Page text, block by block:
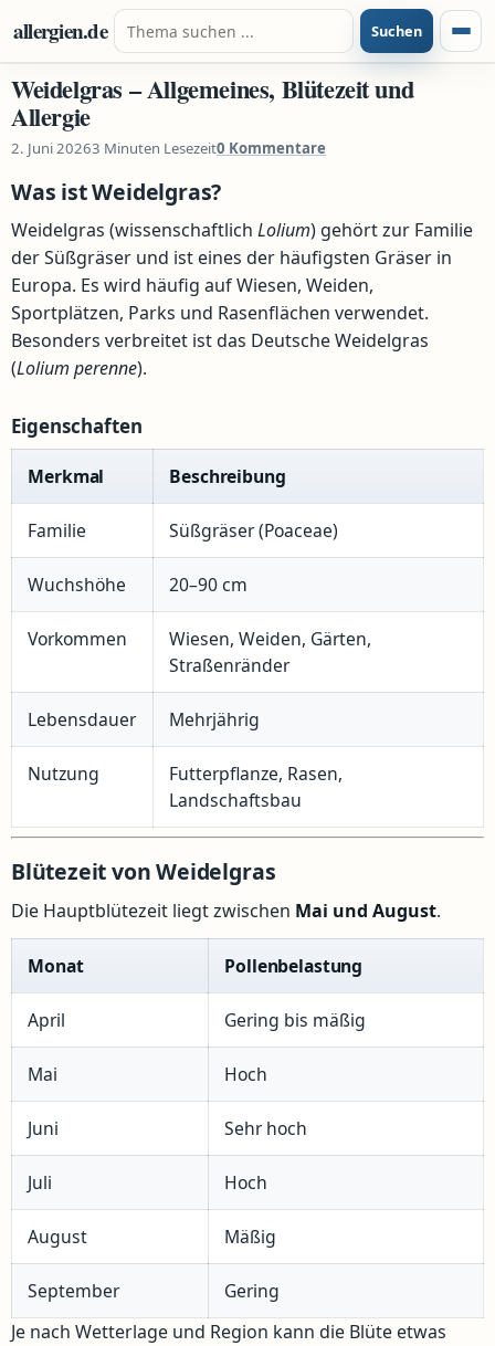
Zum Inhalt springen
allergien.de Suche nach: Suchen
Weidelgras – Allgemeines, Blütezeit und
Allergie
2. Juni 20263 Minuten Lesezeit0 Kommentare
Was ist Weidelgras?
Weidelgras (wissenschaftlich Lolium) gehört zur Familie
der Süßgräser und ist eines der häufigsten Gräser in
Europa. Es wird häufig auf Wiesen, Weiden,
Sportplätzen, Parks und Rasenflächen verwendet.
Besonders verbreitet ist das Deutsche Weidelgras
(Lolium perenne).
Eigenschaften
Merkmal Beschreibung
Familie Süßgräser (Poaceae)
Wuchshöhe 20–90 cm
Vorkommen
Wiesen, Weiden, Gärten,
Straßenränder
Lebensdauer Mehrjährig
Nutzung
Futterpflanze, Rasen,
Landschaftsbau
Blütezeit von Weidelgras
Die Hauptblütezeit liegt zwischen Mai und August.
Monat Pollenbelastung
April Gering bis mäßig
Mai Hoch
Juni Sehr hoch
Juli Hoch
August Mäßig
September
Gering
Je nach Wetterlage und Region kann die Blüte etwas